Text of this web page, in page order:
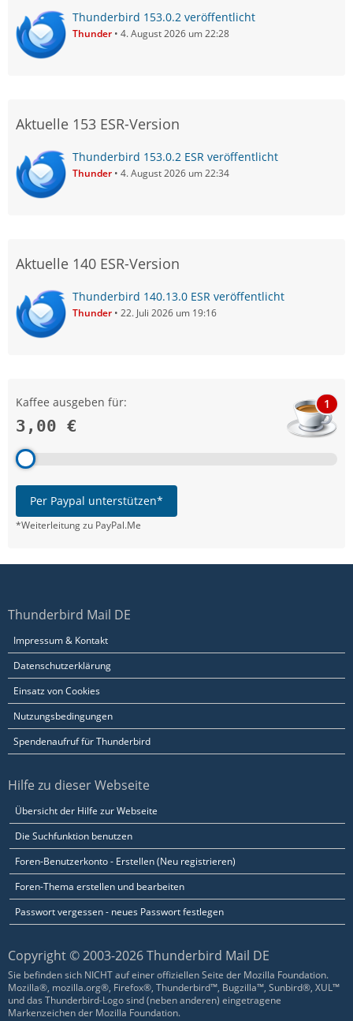
Thunderbird 153.0.2 veröffentlicht
Thunder 4. August 2026 um 22:28
Aktuelle 153 ESR-Version
Thunderbird 153.0.2 ESR veröffentlicht
Thunder 4. August 2026 um 22:34
Aktuelle 140 ESR-Version
Thunderbird 140.13.0 ESR veröffentlicht
Thunder 22. Juli 2026 um 19:16
Kaffee ausgeben für:
3,00 €
1
Per Paypal unterstützen*
*Weiterleitung zu PayPal.Me
Thunderbird Mail DE
Impressum & Kontakt
Datenschutzerklärung
Einsatz von Cookies
Nutzungsbedingungen
Spendenaufruf für Thunderbird
Hilfe zu dieser Webseite
Übersicht der Hilfe zur Webseite
Die Suchfunktion benutzen
Foren-Benutzerkonto - Erstellen (Neu registrieren)
Foren-Thema erstellen und bearbeiten
Passwort vergessen - neues Passwort festlegen
Copyright © 2003-2026 Thunderbird Mail DE
Sie befinden sich NICHT auf einer offiziellen Seite der Mozilla Foundation.
Mozilla®, mozilla.org®, Firefox®, Thunderbird™, Bugzilla™, Sunbird®, XUL™
und das Thunderbird-Logo sind (neben anderen) eingetragene
Markenzeichen der Mozilla Foundation.